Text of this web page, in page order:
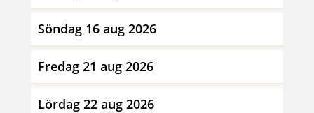
Söndag 16 aug 2026
Fredag 21 aug 2026
Lördag 22 aug 2026